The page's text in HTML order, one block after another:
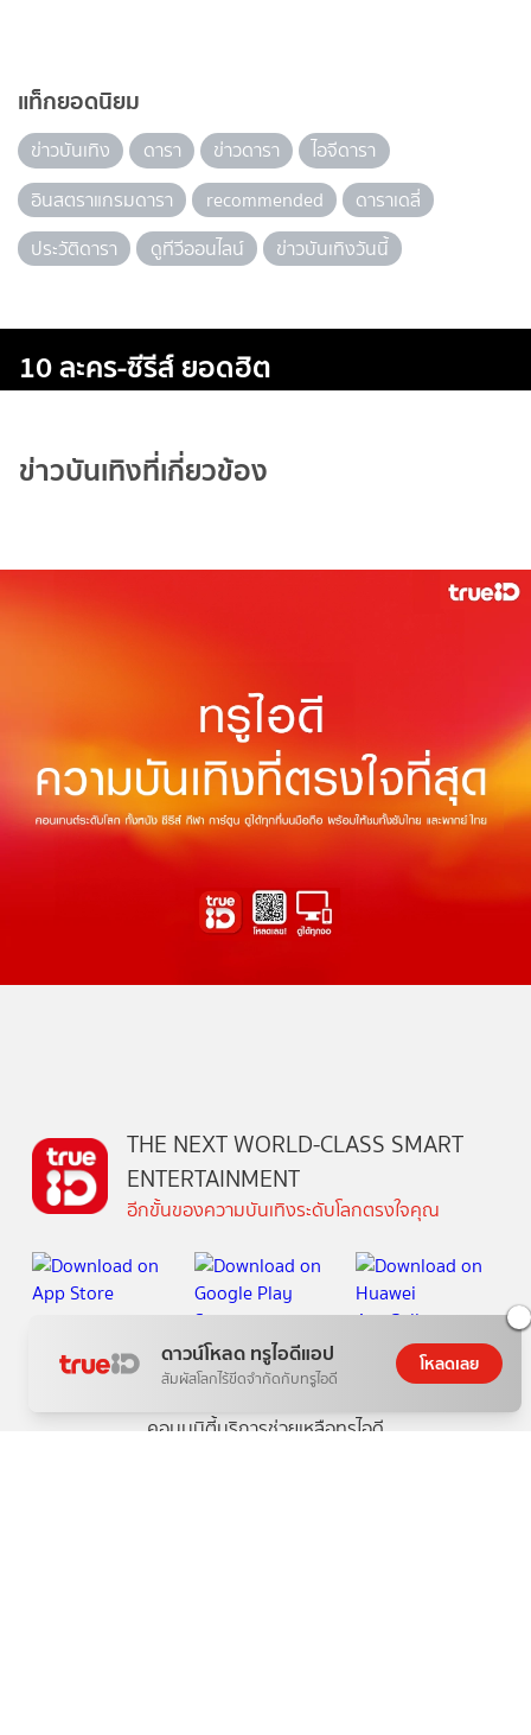
แท็กยอดนิยม
ข่าวบันเทิง ดารา ข่าวดารา
ไอจีดารา
อินสตราแกรมดารา
recommended
ดาราเดลี่
ประวัติดารา
ดูทีวีออนไลน์ ข่าวบันเทิงวันนี้
10 ละคร-ซีรีส์ ยอดฮิต
ข่าวบันเทิงที่เกี่ยวข้อง
ดาวน์โหลด ทรูไอดีแอป
สัมผัสโลกไร้ขีดจำกัดกับทรูไอดี
โหลดเลย
THE NEXT WORLD-CLASS SMART
ENTERTAINMENT
อีกขั้นของความบันเทิงระดับโลกตรงใจคุณ
อ่านเกมตาตั้งช้อปปิ้งแพ็กเกจ
กล่องทรูไอดีทีวี
คอมมูนิตี้บริการช่วยเหลือทรูไอดี